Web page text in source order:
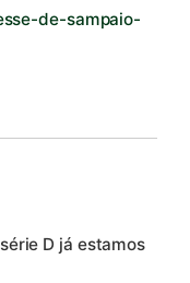
de-sampaio-
D já estamos